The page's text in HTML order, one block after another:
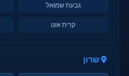
גבעת שמואל
קרית אונו
שרון